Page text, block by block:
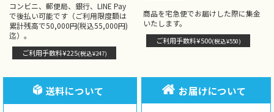
コンビニ、郵便局、銀行、LINE Pay
で後払い可能です（ご利用限度額は
累計残高で50,000円(税込55,000円)
迄）。
ご利用手数料¥225(税込¥247)
商品を宅急便でお届けした際に集金
いたします。
ご利用手数料¥500(税込¥550)
送料について お届けについて